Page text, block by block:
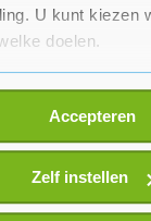
U kunt kiezen
doelen.
willen we ook
verzamelen over
een paar meter
identificeren
Accepteren
Zelf instellen